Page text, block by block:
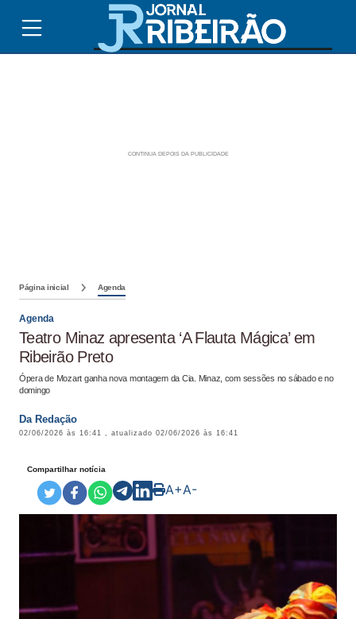
Página inicial Agenda
Agenda
Teatro Minaz apresenta ‘A Flauta Mágica’ em
Ribeirão Preto
Ópera de Mozart ganha nova montagem da Cia. Minaz, com sessões no sábado e no
domingo
Da Redação
02/06/2026 às 16:41 , atualizado 02/06/2026 às 16:41
Compartilhar notícia
A+A-